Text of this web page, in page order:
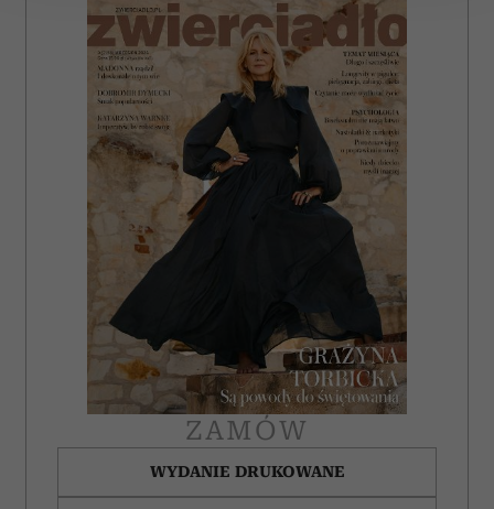
Wykorzystujemy pliki cookie do spersonalizowania treści
i reklam, aby oferować funkcje społecznościowe i
analizować ruch w naszej witrynie. Informacje o tym, jak
korzystasz z naszej witryny, udostępniamy partnerom
społecznościowym, reklamowym i analitycznym.
Partnerzy mogą połączyć te informacje z innymi danymi
otrzymanymi od Ciebie lub uzyskanymi podczas
korzystania z ich usług.
ZAMÓW
WYDANIE DRUKOWANE